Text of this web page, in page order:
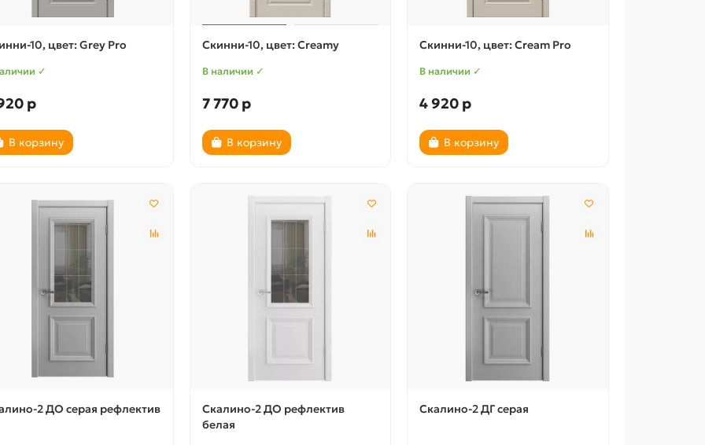
10, цвет: Grey Pro
✓
р
В корзину
Скинни-10, цвет: Creamy
В наличии ✓
7 770 р
В корзину
Скинни-10, цвет: Cream Pro
В наличии ✓
4 920 р
В корзину
2 ДО серая рефлектив
Скалино-2 ДО рефлектив
белая
Скалино-2 ДГ серая